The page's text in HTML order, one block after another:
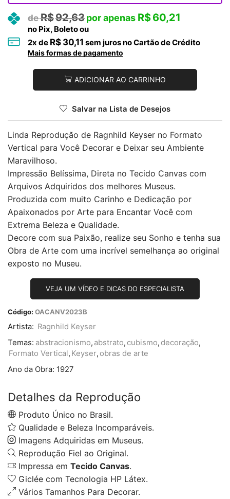
R$92,63 R$60,21
no Pix, Boleto ou
2x de R$ 30,11 sem juros no Cartão de Crédito
Mais formas de pagamento
ADICIONAR AO CARRINHO
Salvar na Lista de Desejos
Linda Reprodução de Ragnhild Keyser no Formato
Vertical para Você Decorar e Deixar seu Ambiente
Maravilhoso.
Impressão Belíssima, Direta no Tecido Canvas com
Arquivos Adquiridos dos melhores Museus.
Produzida com muito Carinho e Dedicação por
Apaixonados por Arte para Encantar Você com
Extrema Beleza e Qualidade.
Decore com sua Paixão, realize seu Sonho e tenha sua
Obra de Arte com uma incrível semelhança ao original
exposto no Museu.
VEJA UM VÍDEO E DICAS DO ESPECIALISTA
Código: OACANV2023B
Artista: Ragnhild Keyser
Temas: abstracionismo, abstrato, cubismo, decoração,
Formato Vertical , Keyser, obras de arte
Ano da Obra: 1927
Detalhes da Reprodução
Produto Único no Brasil.
Qualidade e Beleza Incomparáveis.
Imagens Adquiridas em Museus.
Reprodução Fiel ao Original.
Impressa em Tecido Canvas.
Giclée com Tecnologia HP Látex.
Vários Tamanhos Para Decorar.